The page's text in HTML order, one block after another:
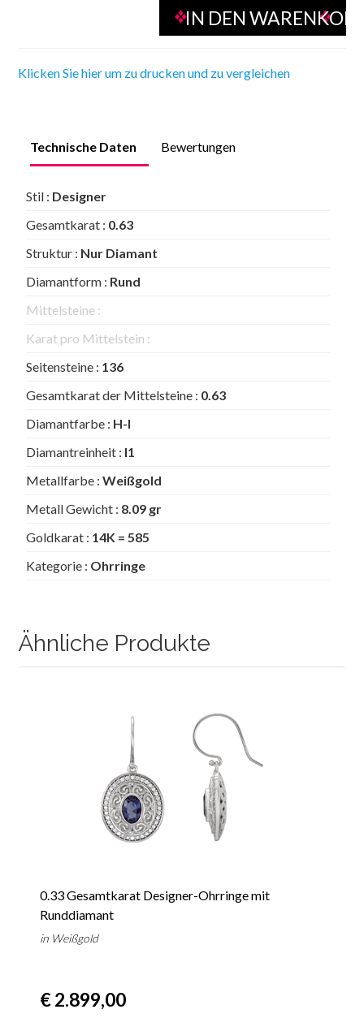
Klicken Sie hier um zu drucken und zu vergleichen
Technische Daten Bewertungen
Stil : Designer
Gesamtkarat : 0.63
Struktur : Nur Diamant
Diamantform : Rund
Mittelsteine :
Karat pro Mittelstein :
Seitensteine : 136
Gesamtkarat der Mittelsteine : 0.63
Diamantfarbe : H-I
Diamantreinheit : I1
Metallfarbe :Weißgold
Metall Gewicht : 8.09 gr
Goldkarat : 14K = 585
Kategorie : Ohrringe
Ähnliche Produkte
0.33 Gesamtkarat Designer-Ohrringe mit
Runddiamant
in Weißgold
€ 2.899,00